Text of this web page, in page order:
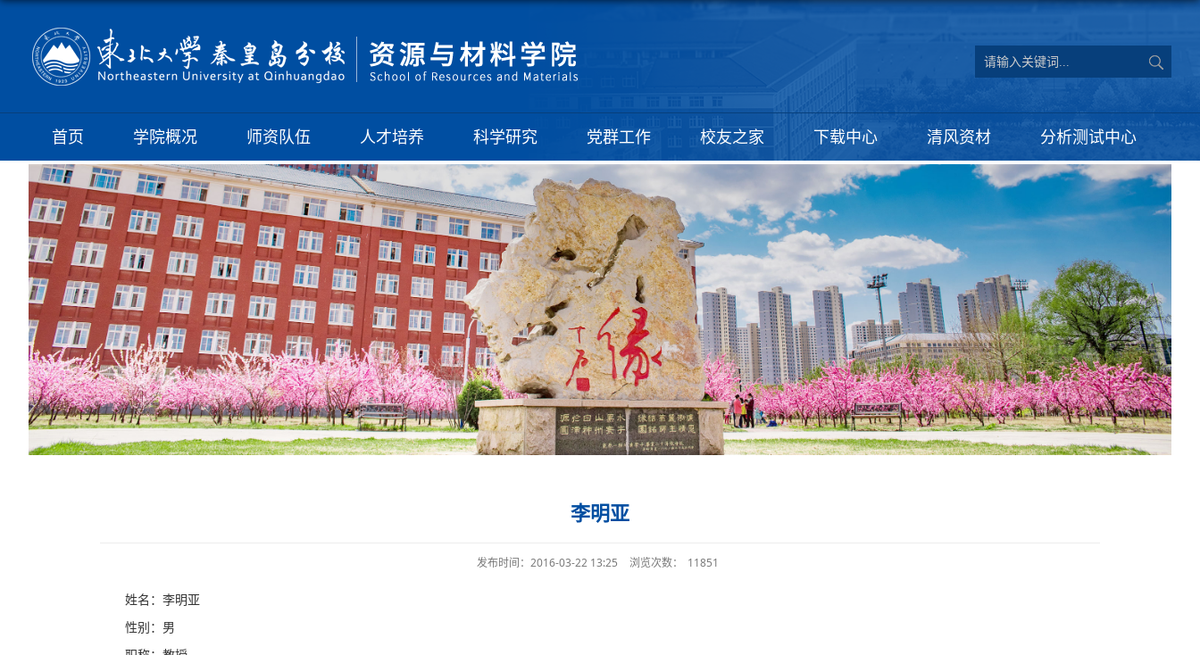
首页 学院概况 师资队伍 人才培养 科学研究 党群工作 校友之家 下载中心 清风资材 分析测试中心
李明亚
发布时间：2016-03-22 13:25 浏览次数： 11851
姓名：李明亚
性别：男